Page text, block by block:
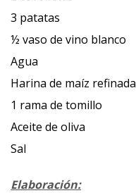
3 patatas
½ vaso de vino blanco
Agua
Harina de maíz refinada
1 rama de tomillo
Aceite de oliva
Sal
Elaboración: